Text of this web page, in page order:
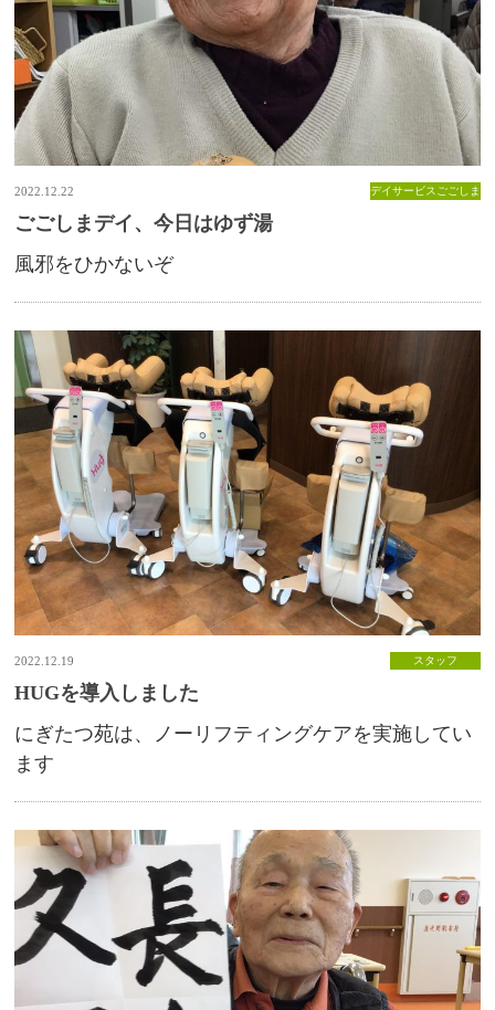
2022.12.22 デイサービスごごしま
ごごしまデイ、今日はゆず湯
風邪をひかないぞ
2022.12.19 スタッフ
HUGを導入しました
にぎたつ苑は、ノーリフティングケアを実施してい
ます